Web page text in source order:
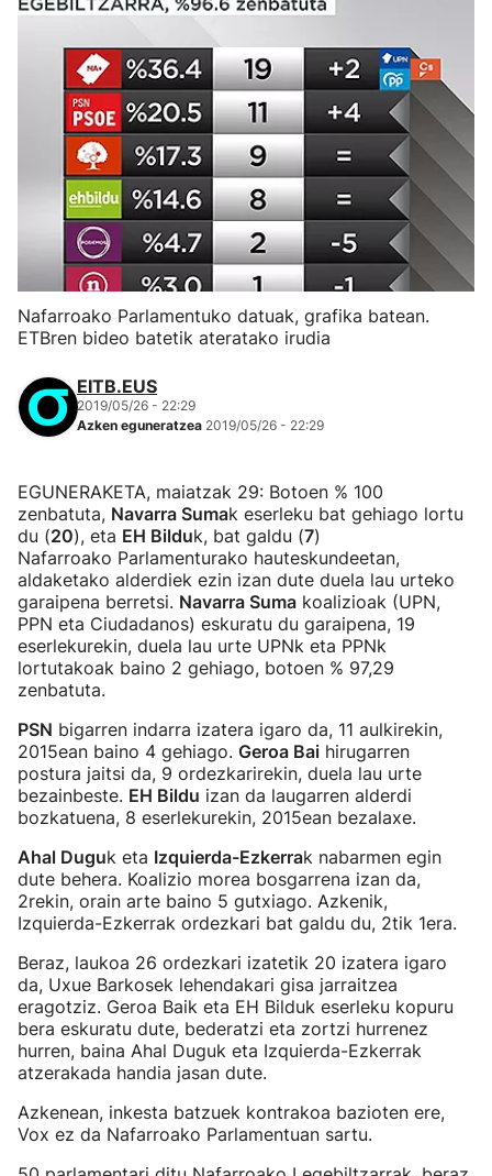
Nafarroako Parlamentuko datuak, grafika batean.
ETBren bideo batetik ateratako irudia
EITB.EUS
2019/05/26 - 22:29
Azken eguneratzea 2019/05/26 - 22:29
EGUNERAKETA, maiatzak 29: Botoen % 100
zenbatuta, Navarra Sumak eserleku bat gehiago lortu
du (20), eta EH Bilduk, bat galdu (7)
Nafarroako Parlamenturako hauteskundeetan,
aldaketako alderdiek ezin izan dute duela lau urteko
garaipena berretsi. Navarra Suma koalizioak (UPN,
PPN eta Ciudadanos) eskuratu du garaipena, 19
eserlekurekin, duela lau urte UPNk eta PPNk
lortutakoak baino 2 gehiago, botoen % 97,29
zenbatuta.
PSN bigarren indarra izatera igaro da, 11 aulkirekin,
2015ean baino 4 gehiago. Geroa Bai hirugarren
postura jaitsi da, 9 ordezkarirekin, duela lau urte
bezainbeste. EH Bildu izan da laugarren alderdi
bozkatuena, 8 eserlekurekin, 2015ean bezalaxe.
Ahal Duguk eta Izquierda-Ezkerrak nabarmen egin
dute behera. Koalizio morea bosgarrena izan da,
2rekin, orain arte baino 5 gutxiago. Azkenik,
Izquierda-Ezkerrak ordezkari bat galdu du, 2tik 1era.
Beraz, laukoa 26 ordezkari izatetik 20 izatera igaro
da, Uxue Barkosek lehendakari gisa jarraitzea
eragotziz. Geroa Baik eta EH Bilduk eserleku kopuru
bera eskuratu dute, bederatzi eta zortzi hurrenez
hurren, baina Ahal Duguk eta Izquierda-Ezkerrak
atzerakada handia jasan dute.
Azkenean, inkesta batzuek kontrakoa bazioten ere,
Vox ez da Nafarroako Parlamentuan sartu.